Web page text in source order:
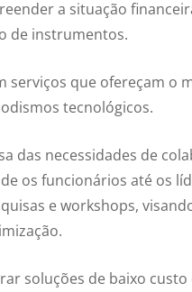
a situação
de instrumentos.
serviços que ofereçam o
tecnológicos.
das necessidades de
os funcionários até os
e workshops,
soluções de baixo